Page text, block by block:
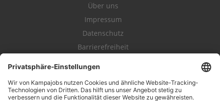
Über uns
Impressum
Datenschutz
Barrierefreiheit
Kampahire